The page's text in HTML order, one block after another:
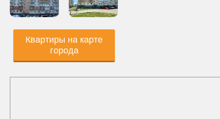
Квартиры на карте
города